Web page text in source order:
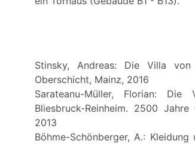
Stinsky, Andreas: Die Villa
Oberschicht, Mainz, 2016
Sarateanu-Müller, Florian: Die
Bliesbruck-Reinheim. 2500
2013
Böhme-Schönberger, A.: